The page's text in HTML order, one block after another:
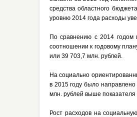
средства областного
уровню 2014 года расходы
По сравнению с 2014 годом
соотношении к годовому
или 39 703,7 млн. рублей.
На социально
в 2015 году было
млн. рублей выше показателя
Рост расходов на